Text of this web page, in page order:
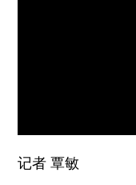
记者覃敏